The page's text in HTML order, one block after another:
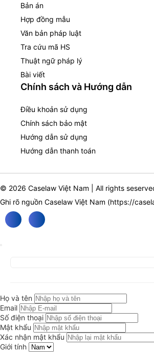
Bản án
Hợp đồng mẫu
Văn bản pháp luật
Tra cứu mã HS
Thuật ngữ pháp lý
Bài viết
Chính sách và Hướng dẫn
Điều khoản sử dụng
Chính sách bảo mật
Hướng dẫn sử dụng
Hướng dẫn thanh toán
© 2026 Caselaw Việt Nam | All rights
Ghi rõ nguồn Caselaw Việt Nam (https://
Họ và tên
Email
Số điện thoại
Mật khẩu
Xác nhận mật khẩu
Giới tính